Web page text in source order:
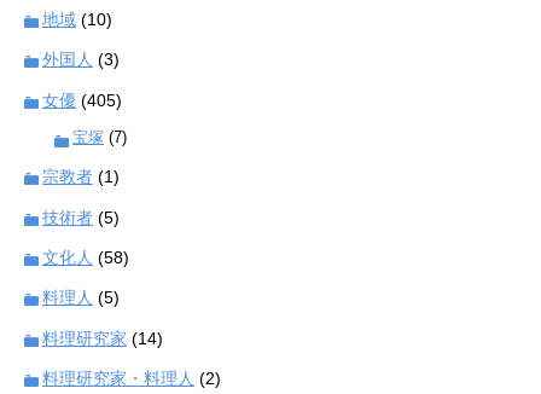
地域 (10)
外国人 (3)
女優 (405)
宝塚 (7)
宗教者 (1)
技術者 (5)
文化人 (58)
料理人 (5)
料理研究家 (14)
料理研究家・料理人 (2)